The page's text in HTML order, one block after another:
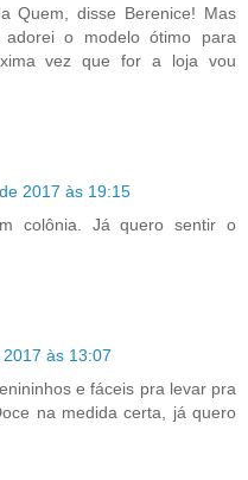
Quem, disse Berenice! Mas
o modelo ótimo para
vez que for a loja vou
2017 às 19:15
colônia. Já quero sentir o
às 13:07
e fáceis pra levar pra
na medida certa, já quero